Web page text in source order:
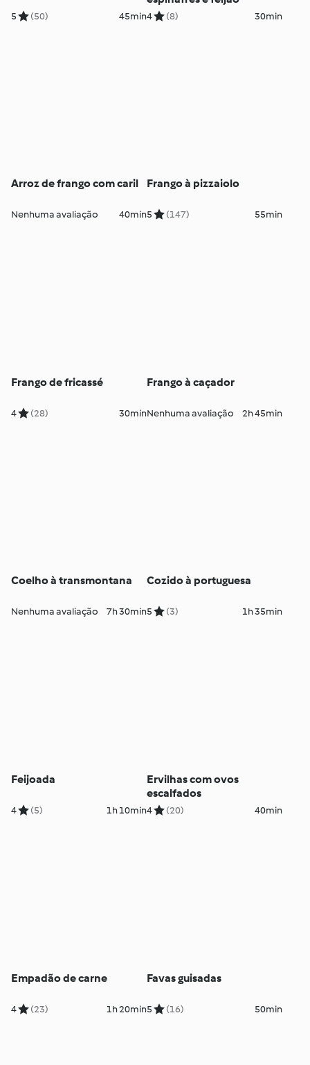
5 (50) 45min4 (8) 30min
Arroz de frango com caril
Nenhuma avaliação 40min
Frango à pizzaiolo
5 (147) 55min
Frango de fricassé
4 (28) 30min
Frango à caçador
Nenhuma avaliação 2h 45min
Coelho à transmontana
Nenhuma avaliação 7h 30min
Cozido à portuguesa
5 (3) 1h 35min
Feijoada
4 (5) 1h 10min
Ervilhas com ovos
escalfados
4 (20) 40min
Empadão de carne
4 (23) 1h 20min
Favas guisadas
5 (16) 50min